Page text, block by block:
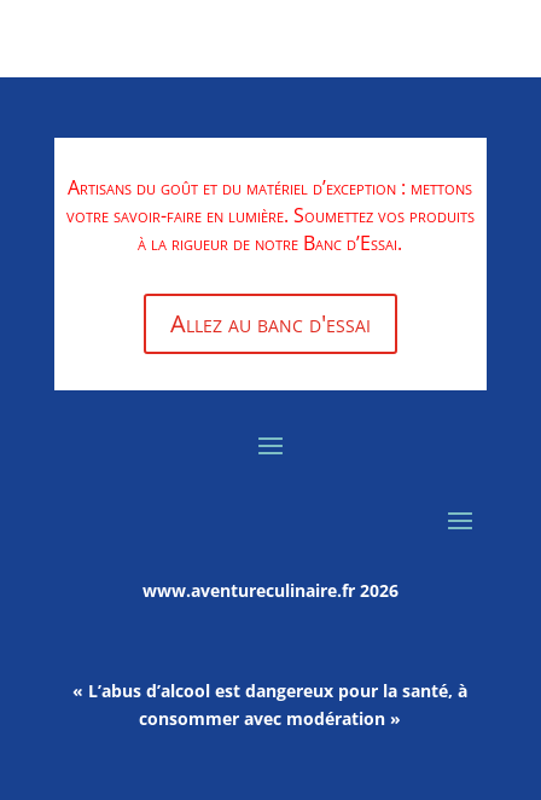
Artisans du goût et du matériel d’exception : mettons
votre savoir-faire en lumière. Soumettez vos produits
à la rigueur de notre Banc d’Essai.
Allez au banc d'essai
www.aventureculinaire.fr2026
« L’abus d’alcool est dangereux pour la santé, à
consommer avec modération »